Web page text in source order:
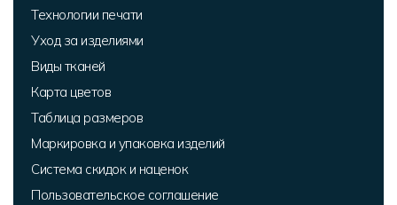
Технологии печати
Уход за изделиями
Виды тканей
Карта цветов
Таблица размеров
Маркировка и упаковка изделий
Система скидок и наценок
Пользовательское соглашение